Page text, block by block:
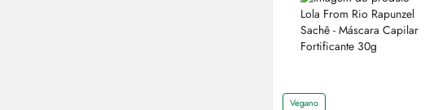
Vegano